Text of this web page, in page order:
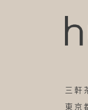
三軒
東京